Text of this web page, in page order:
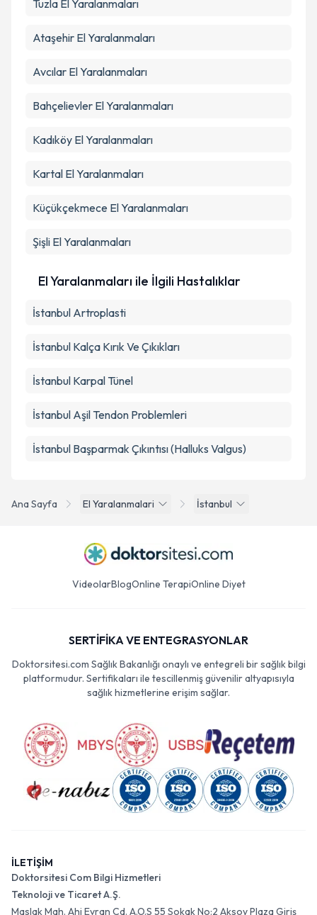
Takvim Talebini Gönder
Ana Sayfa El Yaralanmalari İstanbul
Tuzla El Yaralanmaları
Ataşehir El Yaralanmaları
Avcılar El Yaralanmaları
Bahçelievler El Yaralanmaları
Kadıköy El Yaralanmaları
Kartal El Yaralanmaları
Küçükçekmece El Yaralanmaları
Şişli El Yaralanmaları
El Yaralanmaları ile İlgili Hastalıklar
İstanbul Artroplasti
İstanbul Kalça Kırık Ve Çıkıkları
İstanbul Karpal Tünel
İstanbul Aşil Tendon Problemleri
İstanbul Başparmak Çıkıntısı (Halluks Valgus)
VideolarBlogOnline TerapiOnline Diyet
SERTİFİKA VE ENTEGRASYONLAR
Doktorsitesi.com Sağlık Bakanlığı onaylı ve entegreli bir sağlık bilgi
platformudur. Sertifikaları ile tescillenmiş güvenilir altyapısıyla
sağlık hizmetlerine erişim sağlar.
İLETİŞİM
Doktorsitesi Com Bilgi Hizmetleri
Teknoloji ve Ticaret A.Ş.
Maslak Mah. Ahi Evran Cd. A.O.S 55 Sokak No:2 Aksoy Plaza Giriş